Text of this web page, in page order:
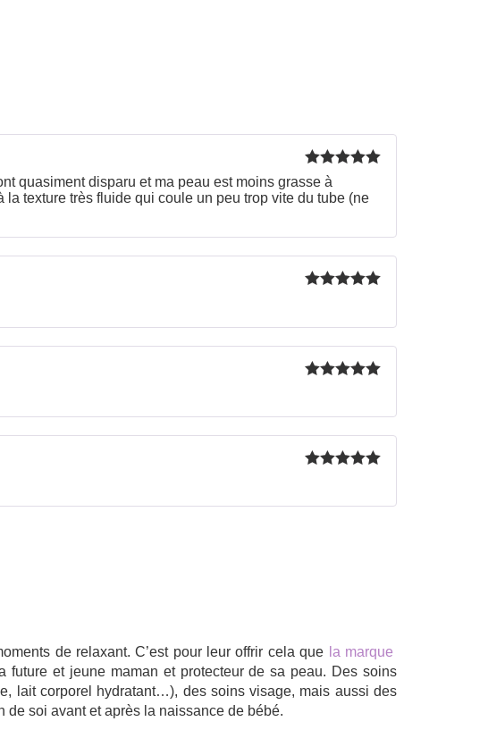
Rated
of 5
quasiment disparu et ma peau est moins grasse à
texture très fluide qui coule un peu trop vite du tube (ne
de relaxant. C’est pour leur offrir cela que la marque
et jeune maman et protecteur de sa peau. Des soins
lait corporel hydratant…), des soins visage, mais aussi des
de soi avant et après la naissance de bébé.